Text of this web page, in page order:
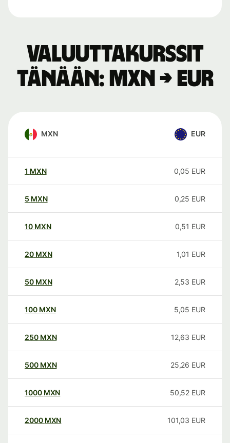
Valuuttakurssit
tänään: MXN → EUR
MXN EUR
1 MXN 0,05 EUR
5 MXN 0,25 EUR
10 MXN 0,51 EUR
20 MXN 1,01 EUR
50 MXN 2,53 EUR
100 MXN 5,05 EUR
250 MXN 12,63 EUR
500 MXN 25,26 EUR
1000 MXN 50,52 EUR
2000 MXN 101,03 EUR